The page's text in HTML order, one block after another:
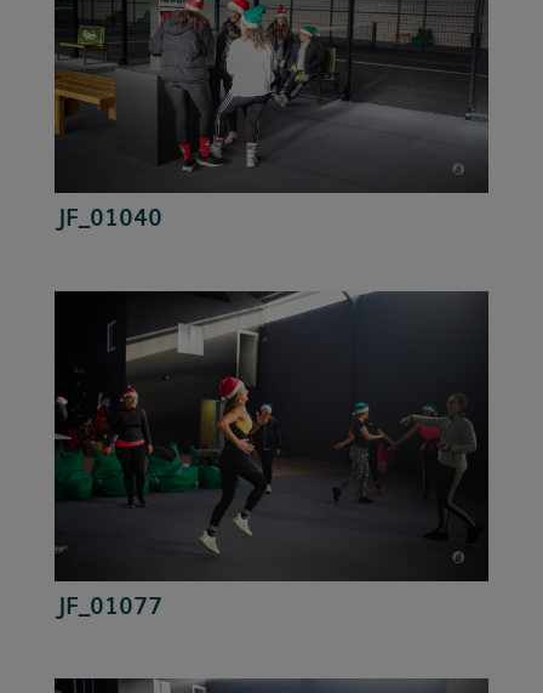
JF_01040
JF_01077